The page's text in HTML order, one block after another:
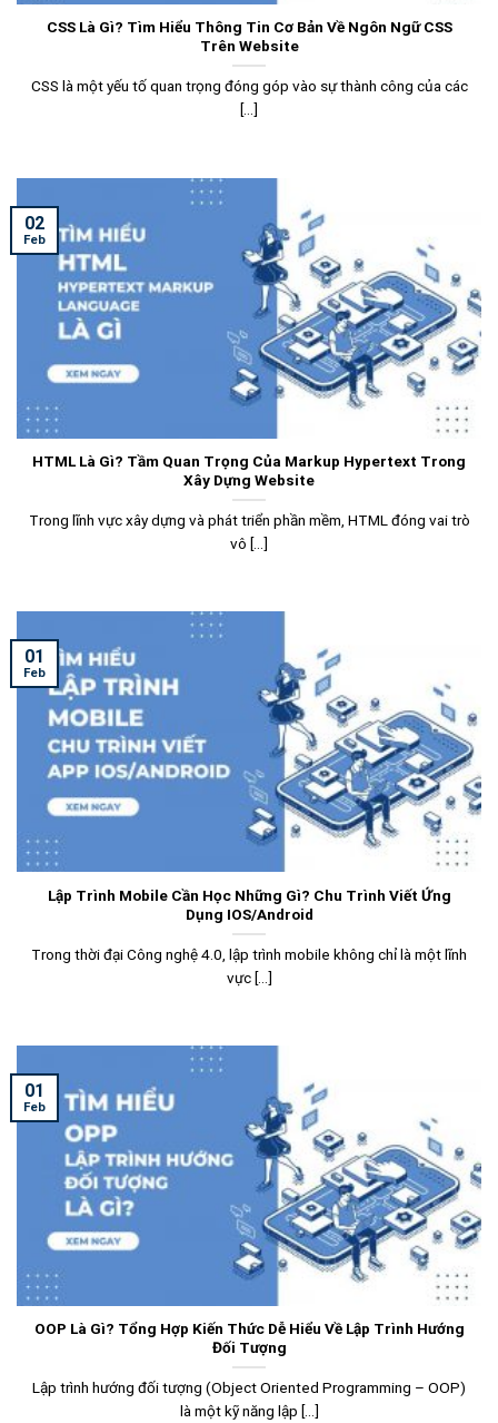
CSS Là Gì? Tìm Hiểu Thông Tin Cơ Bản Về Ngôn Ngữ CSS
Trên Website
CSS là một yếu tố quan trọng đóng góp vào sự thành công của các
[...]
HTML Là Gì? Tầm Quan Trọng Của Markup Hypertext Trong
Xây Dựng Website
Trong lĩnh vực xây dựng và phát triển phần mềm, HTML đóng vai trò
vô [...]
02
Feb
Lập Trình Mobile Cần Học Những Gì? Chu Trình Viết Ứng
Dụng IOS/Android
Trong thời đại Công nghệ 4.0, lập trình mobile không chỉ là một lĩnh
vực [...]
01
Feb
OOP Là Gì? Tổng Hợp Kiến Thức Dễ Hiểu Về Lập Trình Hướng
Đối Tượng
Lập trình hướng đối tượng (Object Oriented Programming – OOP)
là một kỹ năng lập [...]
01
Feb